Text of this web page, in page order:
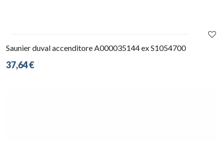
Saunier duval accenditore A000035144 ex S1054700
37,64 €